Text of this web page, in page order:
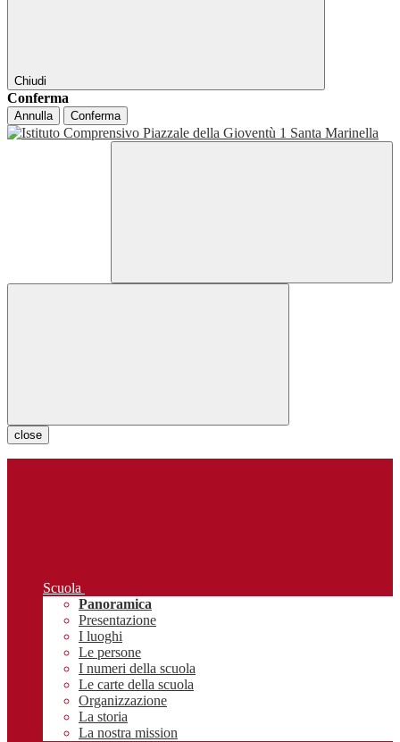
Chiudi
Conferma
Annulla Conferma
close
Scuola
Panoramica
Presentazione
I luoghi
Le persone
I numeri della scuola
Le carte della scuola
Organizzazione
La storia
La nostra mission